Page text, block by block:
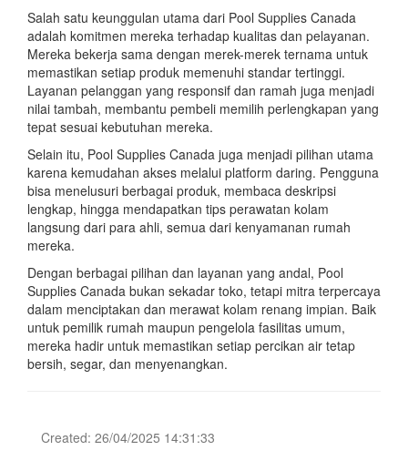
Salah satu keunggulan utama dari Pool Supplies Canada
adalah komitmen mereka terhadap kualitas dan pelayanan.
Mereka bekerja sama dengan merek-merek ternama untuk
memastikan setiap produk memenuhi standar tertinggi.
Layanan pelanggan yang responsif dan ramah juga menjadi
nilai tambah, membantu pembeli memilih perlengkapan yang
tepat sesuai kebutuhan mereka.
Selain itu, Pool Supplies Canada juga menjadi pilihan utama
karena kemudahan akses melalui platform daring. Pengguna
bisa menelusuri berbagai produk, membaca deskripsi
lengkap, hingga mendapatkan tips perawatan kolam
langsung dari para ahli, semua dari kenyamanan rumah
mereka.
Dengan berbagai pilihan dan layanan yang andal, Pool
Supplies Canada bukan sekadar toko, tetapi mitra terpercaya
dalam menciptakan dan merawat kolam renang impian. Baik
untuk pemilik rumah maupun pengelola fasilitas umum,
mereka hadir untuk memastikan setiap percikan air tetap
bersih, segar, dan menyenangkan.
Created: 26/04/2025 14:31:33